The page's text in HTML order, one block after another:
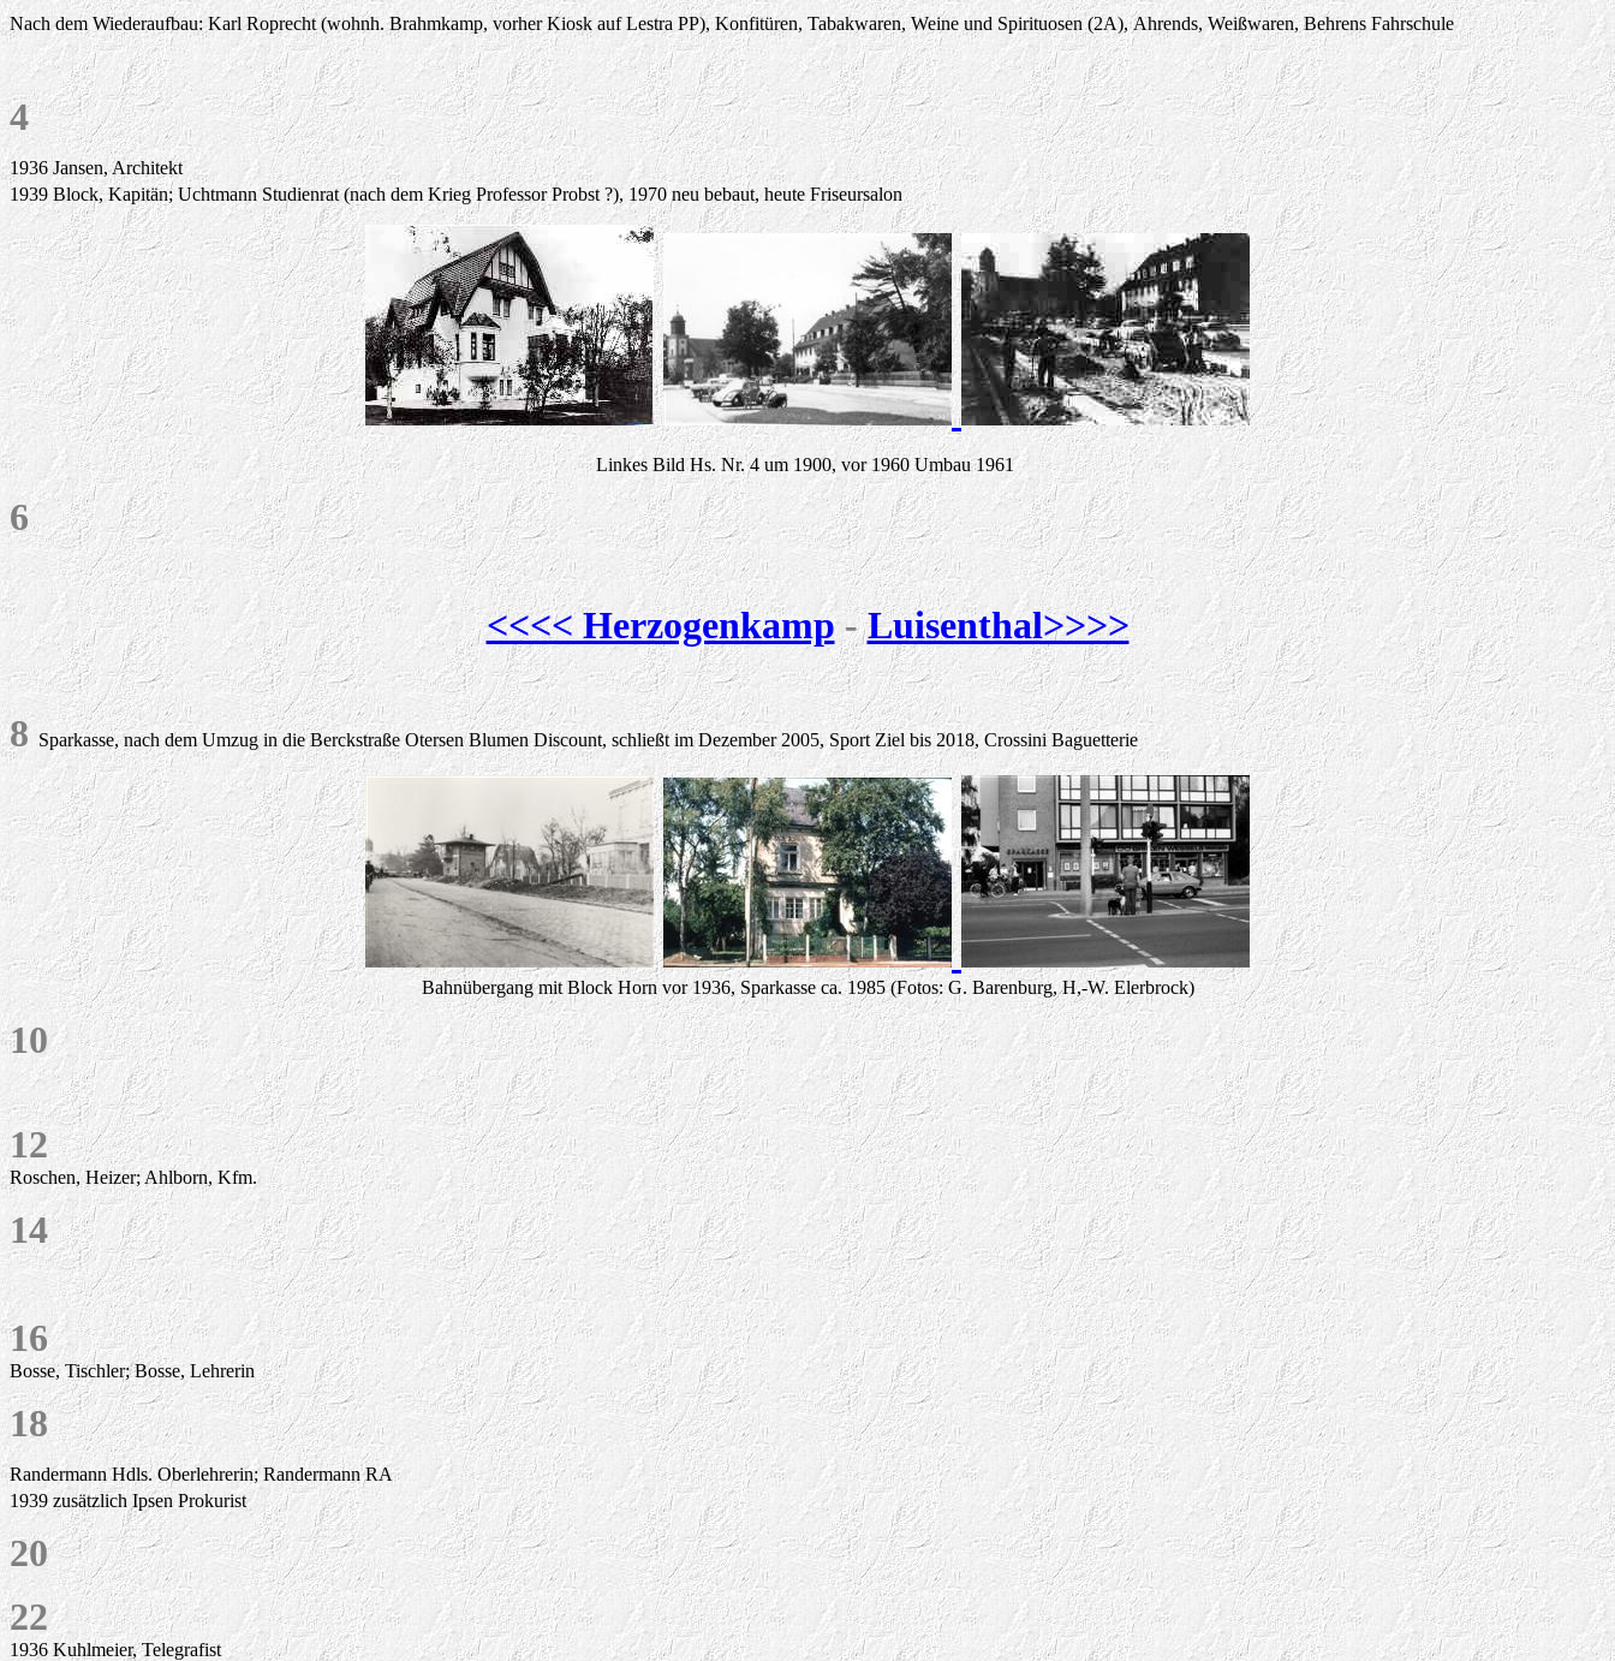
Nach dem Wiederaufbau: Karl Roprecht (wohnh. Brahmkamp, vorher Kiosk auf Lestra PP), Konfitüren, Tabakwaren, Weine und Spirituosen (2A), Ahrends, Weißwaren, Behrens Fahrschule
4
1936 Jansen, Architekt
1939 Block, Kapitän; Uchtmann Studienrat (nach dem Krieg Professor Probst ?), 1970 neu bebaut, heute Friseursalon
Linkes Bild Hs. Nr. 4 um 1900, vor 1960 Umbau 1961
6
<<<< Herzogenkamp-Luisenthal>>>>
8 Sparkasse, nach dem Umzug in die Berckstraße Otersen Blumen Discount, schließt im Dezember 2005, Sport Ziel bis 2018, Crossini Baguetterie
Bahnübergang mit Block Horn vor 1936, Sparkasse ca. 1985 (Fotos: G. Barenburg, H,-W. Elerbrock)
10
12
Roschen, Heizer; Ahlborn, Kfm.
14
16
Bosse, Tischler; Bosse, Lehrerin
18
Randermann Hdls. Oberlehrerin; Randermann RA
1939 zusätzlich Ipsen Prokurist
20
22
1936 Kuhlmeier, Telegrafist